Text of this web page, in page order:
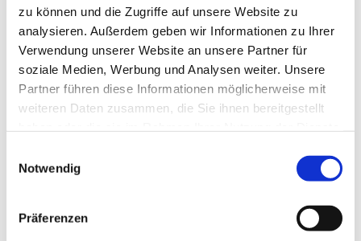
zu können und die Zugriffe auf unsere Website zu
analysieren. Außerdem geben wir Informationen zu Ihrer
Verwendung unserer Website an unsere Partner für
soziale Medien, Werbung und Analysen weiter. Unsere
Partner führen diese Informationen möglicherweise mit
weiteren Daten zusammen, die Sie ihnen bereitgestellt
Notwendig
Präferenzen
Dies könnte Sie auch
interessieren